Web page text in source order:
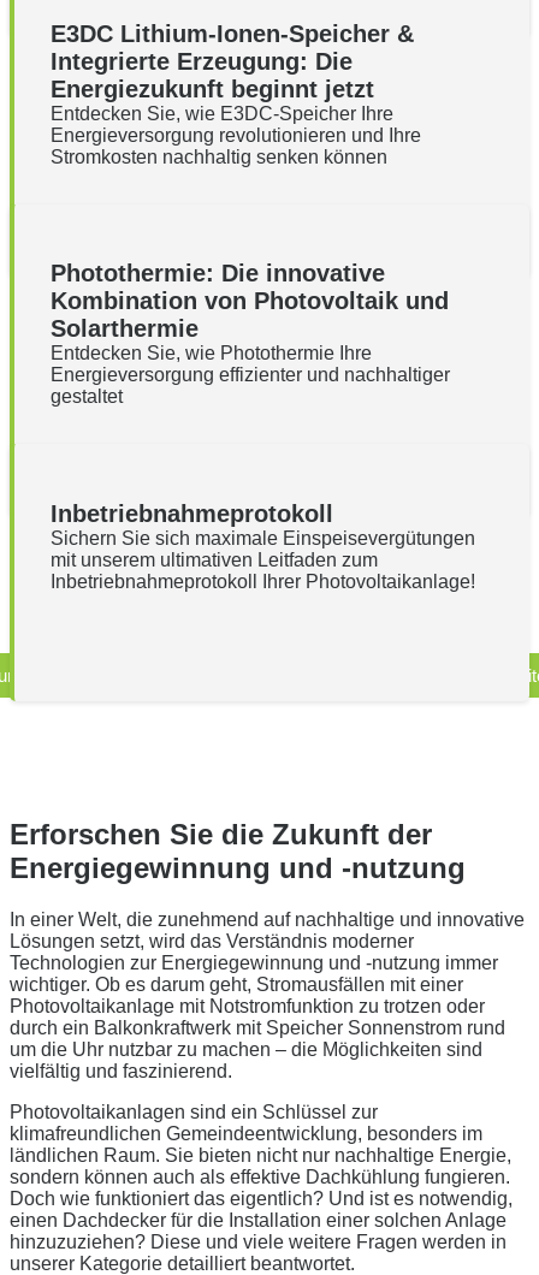
E3DC Lithium-Ionen-Speicher &
Integrierte Erzeugung: Die
Energiezukunft beginnt jetzt
Entdecken Sie, wie E3DC-Speicher Ihre
Energieversorgung revolutionieren und Ihre
Stromkosten nachhaltig senken können
Photothermie: Die innovative
Kombination von Photovoltaik und
Solarthermie
Entdecken Sie, wie Photothermie Ihre
Energieversorgung effizienter und nachhaltiger
gestaltet
Inbetriebnahmeprotokoll
Sichern Sie sich maximale Einspeisevergütungen
mit unserem ultimativen Leitfaden zum
Inbetriebnahmeprotokoll Ihrer Photovoltaikanlage!
Erforschen Sie die Zukunft der
Energiegewinnung und -nutzung
In einer Welt, die zunehmend auf nachhaltige und innovative
Lösungen setzt, wird das Verständnis moderner
Technologien zur Energiegewinnung und -nutzung immer
wichtiger. Ob es darum geht, Stromausfällen mit einer
Photovoltaikanlage mit Notstromfunktion zu trotzen oder
durch ein Balkonkraftwerk mit Speicher Sonnenstrom rund
um die Uhr nutzbar zu machen – die Möglichkeiten sind
vielfältig und faszinierend.
Photovoltaikanlagen sind ein Schlüssel zur
klimafreundlichen Gemeindeentwicklung, besonders im
ländlichen Raum. Sie bieten nicht nur nachhaltige Energie,
sondern können auch als effektive Dachkühlung fungieren.
Doch wie funktioniert das eigentlich? Und ist es notwendig,
einen Dachdecker für die Installation einer solchen Anlage
hinzuzuziehen? Diese und viele weitere Fragen werden in
unserer Kategorie detailliert beantwortet.